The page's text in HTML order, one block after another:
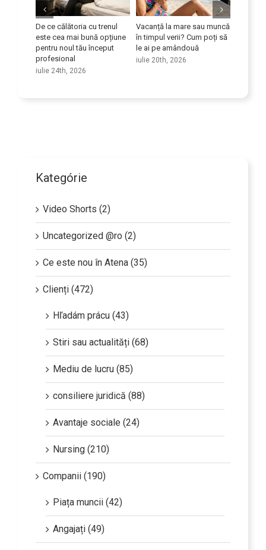
De ce călătoria cu trenul
este cea mai bună opțiune
pentru noul tău început
profesional
iulie 24th, 2026
Vacanță la mare sau muncă
în timpul verii? Cum poți să
le ai pe amândouă
iulie 20th, 2026
Kategórie
Video Shorts (2)
Uncategorized @ro (2)
Ce este nou în Atena (35)
Clienți (472)
Hľadám prácu (43)
Stiri sau actualități (68)
Mediu de lucru (85)
consiliere juridică (88)
Avantaje sociale (24)
Nursing (210)
Companii (190)
Piața muncii (42)
Angajați (49)